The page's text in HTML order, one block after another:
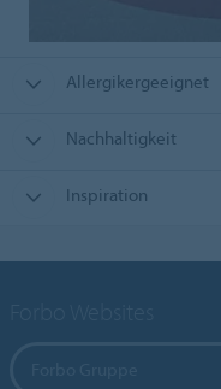
Allergikergeeignet
Nachhaltigkeit
Inspiration